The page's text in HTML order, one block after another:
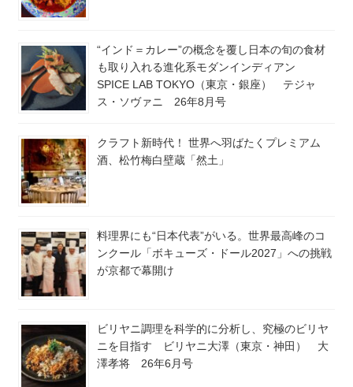
“インド＝カレー”の概念を覆し日本の旬の食材
も取り入れる進化系モダンインディアン
SPICE LAB TOKYO（東京・銀座） テジャ
ス・ソヴァニ 26年8月号
クラフト新時代！ 世界へ羽ばたくプレミアム
酒、松竹梅白壁蔵「然土」
料理界にも“日本代表”がいる。世界最高峰のコ
ンクール「ボキューズ・ドール2027」への挑戦
が京都で幕開け
ビリヤニ調理を科学的に分析し、究極のビリヤ
ニを目指す ビリヤニ大澤（東京・神田） 大
澤孝将 26年6月号